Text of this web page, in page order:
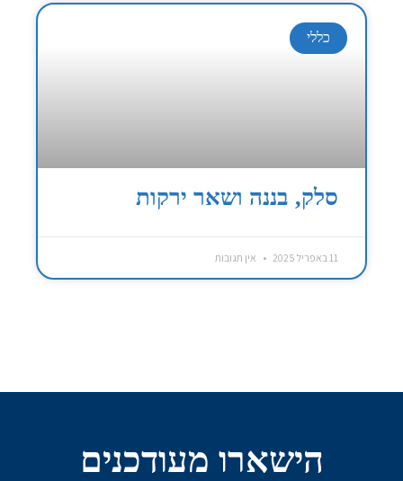
כללי
סלק, בננה ושאר ירקות
11 באפריל 2025 אין תגובות
הישארו מעודכנים